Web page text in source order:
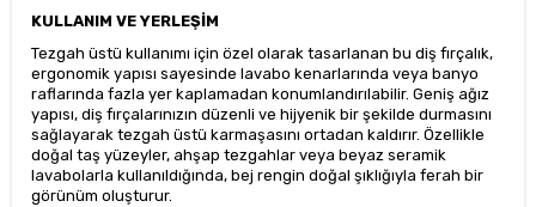
KULLANIM VE YERLEŞİM
Tezgah üstü kullanımı için özel olarak tasarlanan bu diş fırçalık,
ergonomik yapısı sayesinde lavabo kenarlarında veya banyo
raflarında fazla yer kaplamadan konumlandırılabilir. Geniş ağız
yapısı, diş fırçalarınızın düzenli ve hijyenik bir şekilde durmasını
sağlayarak tezgah üstü karmaşasını ortadan kaldırır. Özellikle
doğal taş yüzeyler, ahşap tezgahlar veya beyaz seramik
lavabolarla kullanıldığında, bej rengin doğal şıklığıyla ferah bir
görünüm oluşturur.